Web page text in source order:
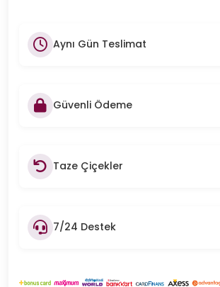
Aynı Gün Teslimat
Güvenli Ödeme
Taze Çiçekler
7/24 Destek